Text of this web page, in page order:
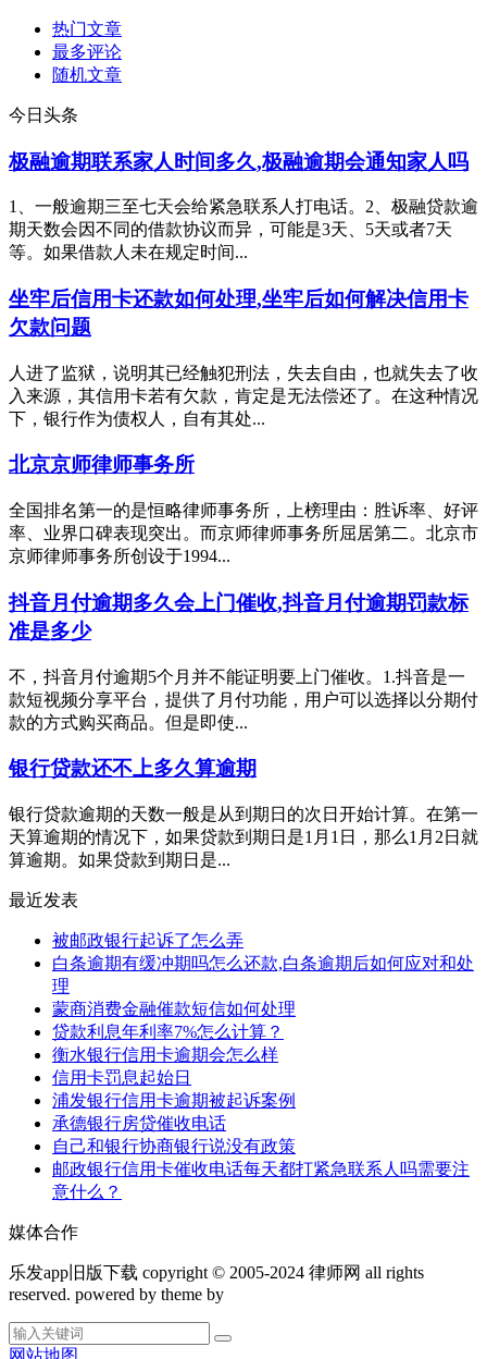
热门文章
最多评论
随机文章
今日头条
极融逾期联系家人时间多久,极融逾期会通知家人吗
1、一般逾期三至七天会给紧急联系人打电话。2、极融贷款逾
期天数会因不同的借款协议而异，可能是3天、5天或者7天
等。如果借款人未在规定时间...
坐牢后信用卡还款如何处理,坐牢后如何解决信用卡
欠款问题
人进了监狱，说明其已经触犯刑法，失去自由，也就失去了收
入来源，其信用卡若有欠款，肯定是无法偿还了。在这种情况
下，银行作为债权人，自有其处...
北京京师律师事务所
全国排名第一的是恒略律师事务所，上榜理由：胜诉率、好评
率、业界口碑表现突出。而京师律师事务所屈居第二。北京市
京师律师事务所创设于1994...
抖音月付逾期多久会上门催收,抖音月付逾期罚款标
准是多少
不，抖音月付逾期5个月并不能证明要上门催收。1.抖音是一
款短视频分享平台，提供了月付功能，用户可以选择以分期付
款的方式购买商品。但是即使...
银行贷款还不上多久算逾期
银行贷款逾期的天数一般是从到期日的次日开始计算。在第一
天算逾期的情况下，如果贷款到期日是1月1日，那么1月2日就
算逾期。如果贷款到期日是...
最近发表
被邮政银行起诉了怎么弄
白条逾期有缓冲期吗怎么还款,白条逾期后如何应对和处
理
蒙商消费金融催款短信如何处理
贷款利息年利率7%怎么计算？
衡水银行信用卡逾期会怎么样
信用卡罚息起始日
浦发银行信用卡逾期被起诉案例
承德银行房贷催收电话
自己和银行协商银行说没有政策
邮政银行信用卡催收电话每天都打紧急联系人吗需要注
意什么？
媒体合作
乐发app旧版下载 copyright © 2005-2024 律师网 all rights
reserved. powered by theme by
网站地图